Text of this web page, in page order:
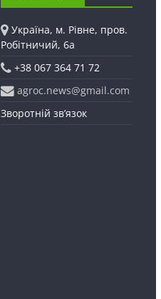
Україна, м. Рівне, пров.
Робітничий, 6а
+38 067 364 71 72
agroc.news@gmail.com
Зворотній зв’язок